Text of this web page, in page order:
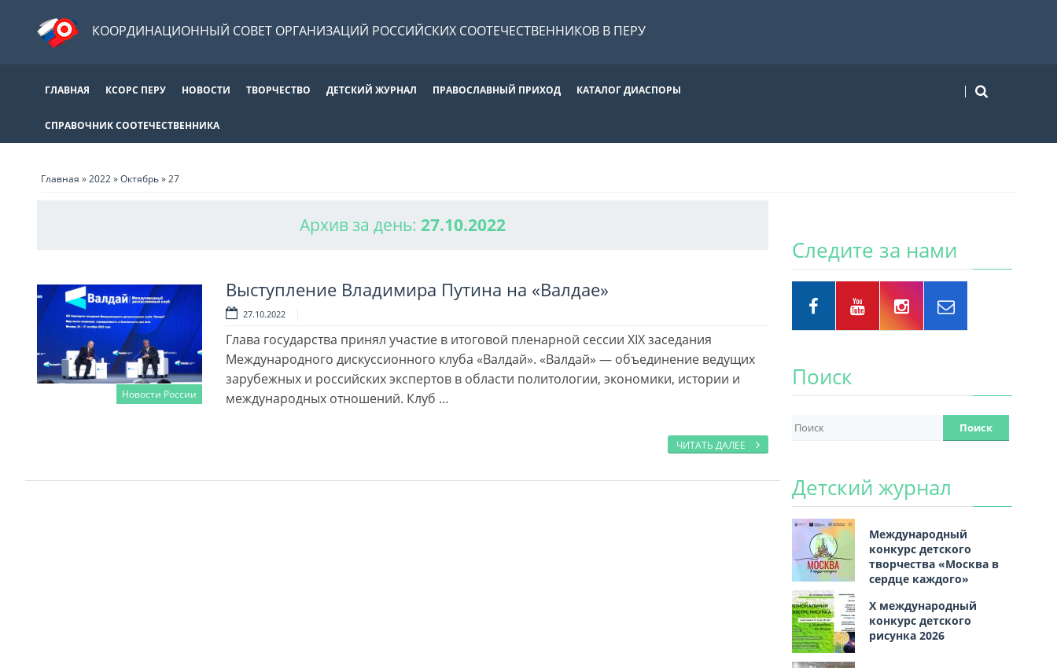
КООРДИНАЦИОННЫЙ СОВЕТ ОРГАНИЗАЦИЙ РОССИЙСКИХ СООТЕЧЕСТВЕННИКОВ В ПЕРУ
ГЛАВНАЯ КСОРС ПЕРУ НОВОСТИ ТВОРЧЕСТВО ДЕТСКИЙ ЖУРНАЛ ПРАВОСЛАВНЫЙ ПРИХОД КАТАЛОГ ДИАСПОРЫ
СПРАВОЧНИК СООТЕЧЕСТВЕННИКА
Главная »2022»Октябрь»27
Архив за день: 27.10.2022
Новости России
Выступление Владимира Путина на «Валдае»
27.10.2022
Глава государства принял участие в итоговой пленарной сессии XIX заседания
Международного дискуссионного клуба «Валдай». «Валдай» — объединение ведущих
зарубежных и российских экспертов в области политологии, экономики, истории и
международных отношений. Клуб …
ЧИТАТЬ ДАЛЕЕ
Следите за нами
Поиск
Детский журнал
Международный
конкурс детского
творчества «Москва в
сердце каждого»
Х международный
конкурс детского
рисунка 2026